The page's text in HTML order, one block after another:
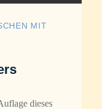
MIT
dieses